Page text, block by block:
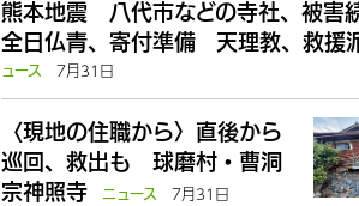
熊本地震 八代市などの寺社、被害
全日仏青、寄付準備 天理教、救援
ュース
7月31日
〈現地の住職から〉直後から
巡回、救出も 球磨村・曹洞
宗神照寺
ニュース 7月31日